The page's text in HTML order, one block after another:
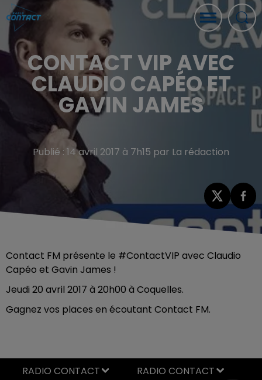
CONTACT VIP AVEC
CLAUDIO CAPÉO ET
GAVIN JAMES
Publié : 14 avril 2017 à 7h15 par La rédaction
Contact FM présente le #ContactVIP avec Claudio
Capéo et Gavin James !
Jeudi 20 avril 2017 à 20h00 à Coquelles.
Gagnez vos places en écoutant Contact FM.
RADIO CONTACT